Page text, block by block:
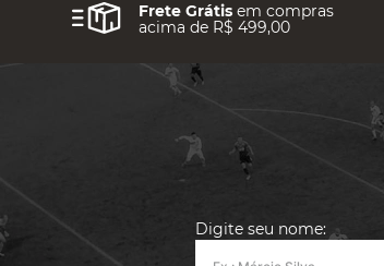
Frete Grátisem compras
acima de R$ 499,00
Digite seu nome: